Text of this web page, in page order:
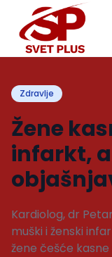
Zdravlje
Žene
infarkt,
Kardiolog, dr
muški i ženski
žene češće